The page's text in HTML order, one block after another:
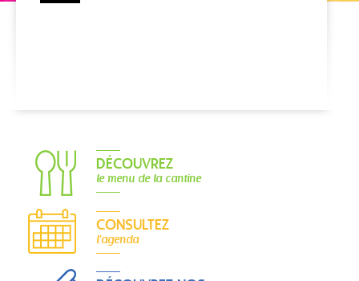
DÉCOUVREZ
le menu de la cantine
CONSULTEZ
l'agenda